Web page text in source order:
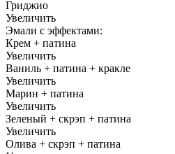
Гриджио
Увеличить
Эмали с эффектами:
Крем + патина
Увеличить
Ваниль + патина + кракле
Увеличить
Марин + патина
Увеличить
Зеленый + скрэп + патина
Увеличить
Олива + скрэп + патина